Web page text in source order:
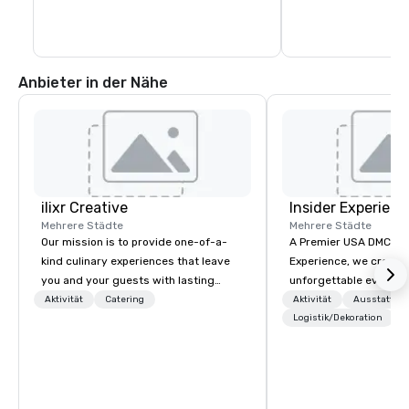
Anbieter in der Nähe
ilixr Creative
Mehrere Städte
Our mission is to provide one-of-a-
kind culinary experiences that leave
you and your guests with lasting
memories and satiated palates. Every
Aktivität Catering
Insider
Mehrere Städte
A Premier USA DMC Partner
Experience, we create
unforgettable events
access to premium
class entertainment,
Aktivität
Logistik/Dekoration